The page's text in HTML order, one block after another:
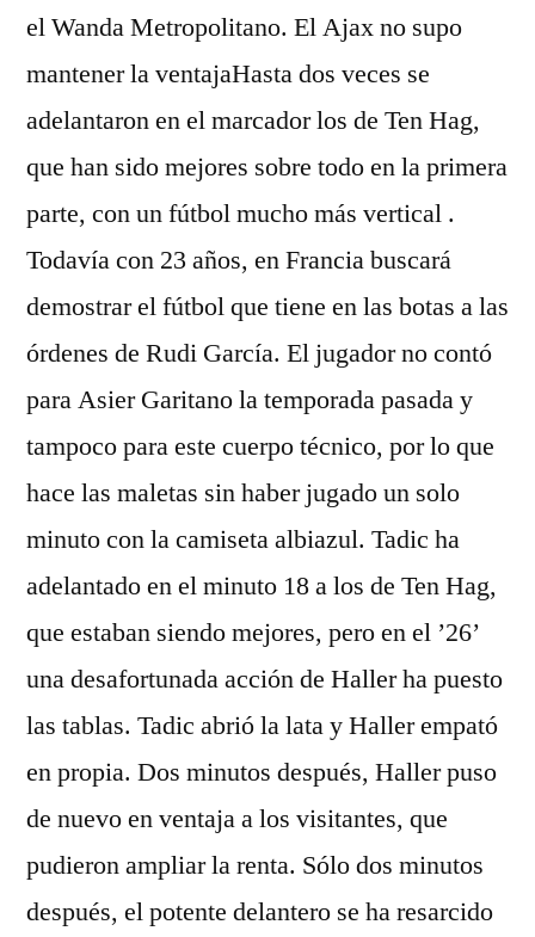
el Wanda Metropolitano. El Ajax no supo
mantener la ventajaHasta dos veces se
adelantaron en el marcador los de Ten Hag,
que han sido mejores sobre todo en la primera
parte, con un fútbol mucho más vertical .
Todavía con 23 años, en Francia buscará
demostrar el fútbol que tiene en las botas a las
órdenes de Rudi García. El jugador no contó
para Asier Garitano la temporada pasada y
tampoco para este cuerpo técnico, por lo que
hace las maletas sin haber jugado un solo
minuto con la camiseta albiazul. Tadic ha
adelantado en el minuto 18 a los de Ten Hag,
que estaban siendo mejores, pero en el ’26’
una desafortunada acción de Haller ha puesto
las tablas. Tadic abrió la lata y Haller empató
en propia. Dos minutos después, Haller puso
de nuevo en ventaja a los visitantes, que
pudieron ampliar la renta. Sólo dos minutos
después, el potente delantero se ha resarcido